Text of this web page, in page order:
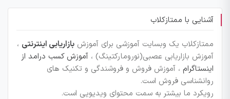
آشنایی با ممتازکلاب
ممتازکلاب یک وبسایت آموزشی برای آموزش بازاریابی اینترنتی ،
آموزش بازاریابی عصبی(نورومارکتینگ) ، آموزش کسب درامد از
اینستاگرام ، آموزش فروش و فروشندگی و تکنیک های
روانشناسی فروش است.
رویکرد ما بیشتر به سمت محتوای ویدیویی است.